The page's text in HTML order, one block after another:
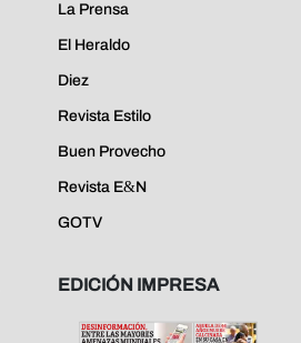
La Prensa
El Heraldo
Diez
Revista Estilo
Buen Provecho
Revista E&N
GOTV
EDICIÓN IMPRESA